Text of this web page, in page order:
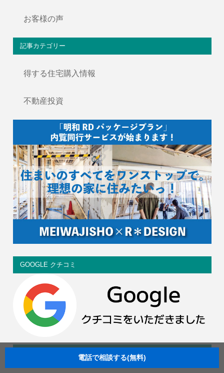
お客様の声
記事カテゴリー
得する住宅購入情報
不動産投資
GOOGLE クチコミ
電話で相談する(無料)